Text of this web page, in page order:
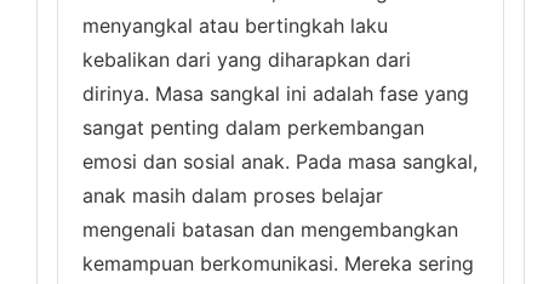
menyangkal atau bertingkah laku
kebalikan dari yang diharapkan dari
dirinya. Masa sangkal ini adalah fase yang
sangat penting dalam perkembangan
emosi dan sosial anak. Pada masa sangkal,
anak masih dalam proses belajar
mengenali batasan dan mengembangkan
kemampuan berkomunikasi. Mereka sering